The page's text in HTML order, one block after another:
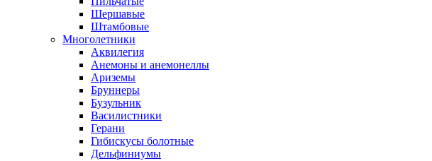
Шершавые
Штамбовые
Многолетники
Аквилегия
Анемоны и анемонеллы
Ариземы
Бруннеры
Бузульник
Василистники
Герани
Гибискусы болотные
Дельфиниумы